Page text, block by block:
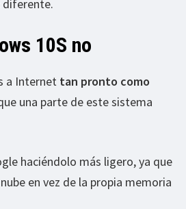
diferente.
10S no
a Internet tan pronto como
una parte de este sistema
haciéndolo más ligero, ya que
en vez de la propia memoria